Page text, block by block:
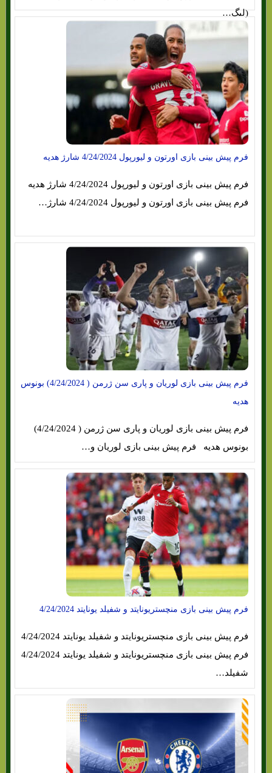
(لیگ…
فرم پیش بینی بازی اورتون و لیورپول 4/24/2024 شارژ هدیه
فرم پیش بینی بازی اورتون و لیورپول 4/24/2024 شارژ هدیه
فرم پیش بینی بازی اورتون و لیورپول 4/24/2024 شارژ…
فرم پیش بینی بازی لوریان و پاری سن ژرمن ( 4/24/2024) بونوس
هدیه
فرم پیش بینی بازی لوریان و پاری سن ژرمن ( 4/24/2024)
بونوس هدیه فرم پیش بینی بازی لوریان و…
فرم پیش بینی بازی منچستریونایتد و شفیلد یونایتد 4/24/2024
فرم پیش بینی بازی منچستریونایتد و شفیلد یونایتد 4/24/2024
شفیلد…